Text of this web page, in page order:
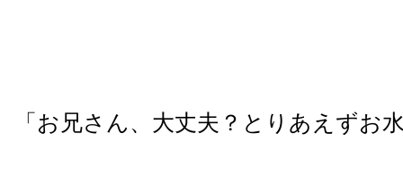
「お兄さん、大丈夫？とりあえずお